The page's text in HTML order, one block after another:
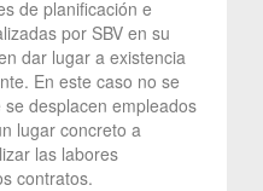
de planificación e
por SBV en su
dar lugar a existencia
En este caso no se
desplacen empleados
lugar concreto a
las labores
contratos.